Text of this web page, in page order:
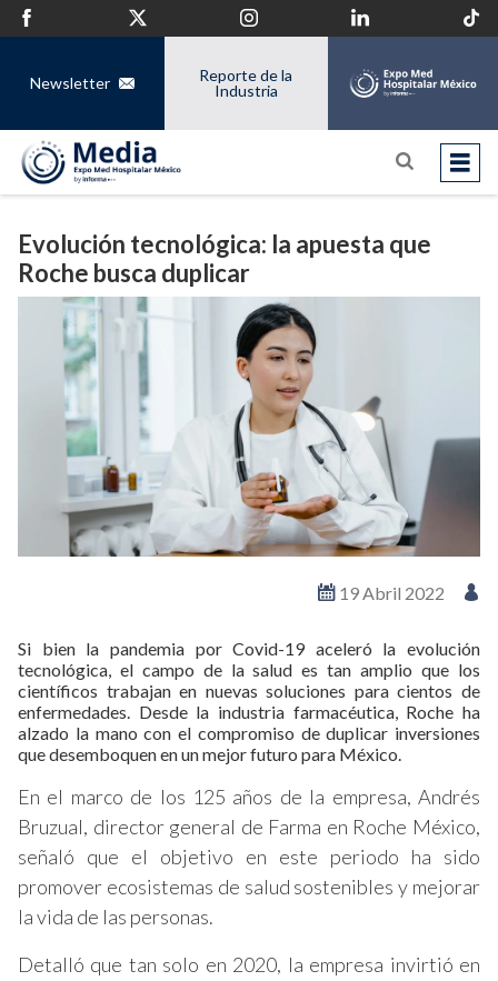
Newsletter
Reporte de la
Industria
Evolución tecnológica: la apuesta que
Roche busca duplicar
19 Abril 2022
Si bien la pandemia por Covid-19 aceleró la evolución
tecnológica, el campo de la salud es tan amplio que los
científicos trabajan en nuevas soluciones para cientos de
enfermedades. Desde la industria farmacéutica, Roche ha
alzado la mano con el compromiso de duplicar inversiones
que desemboquen en un mejor futuro para México.
En el marco de los 125 años de la empresa, Andrés
Bruzual, director general de Farma en Roche México,
señaló que el objetivo en este periodo ha sido
promover ecosistemas de salud sostenibles y mejorar
la vida de las personas.
Detalló que tan solo en 2020, la empresa invirtió en